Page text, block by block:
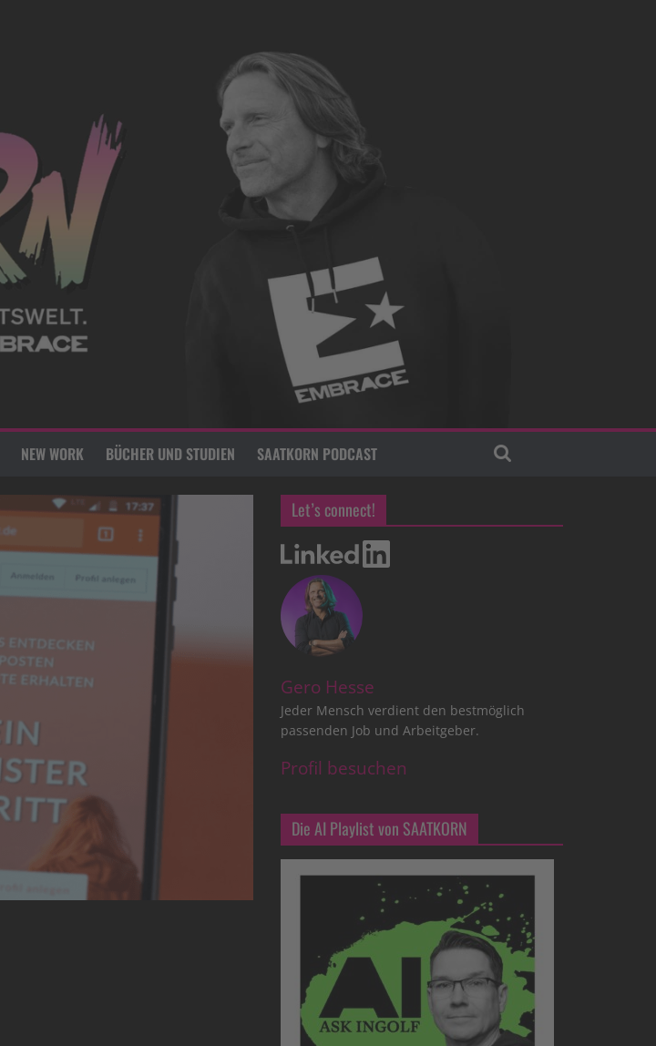
NEW WORK BÜCHER UND STUDIEN SAATKORN PODCAST
Let’s connect!
Gero Hesse
Jeder Mensch verdient den bestmöglich
passenden Job und Arbeitgeber.
Profil besuchen
Die AI Playlist von SAATKORN